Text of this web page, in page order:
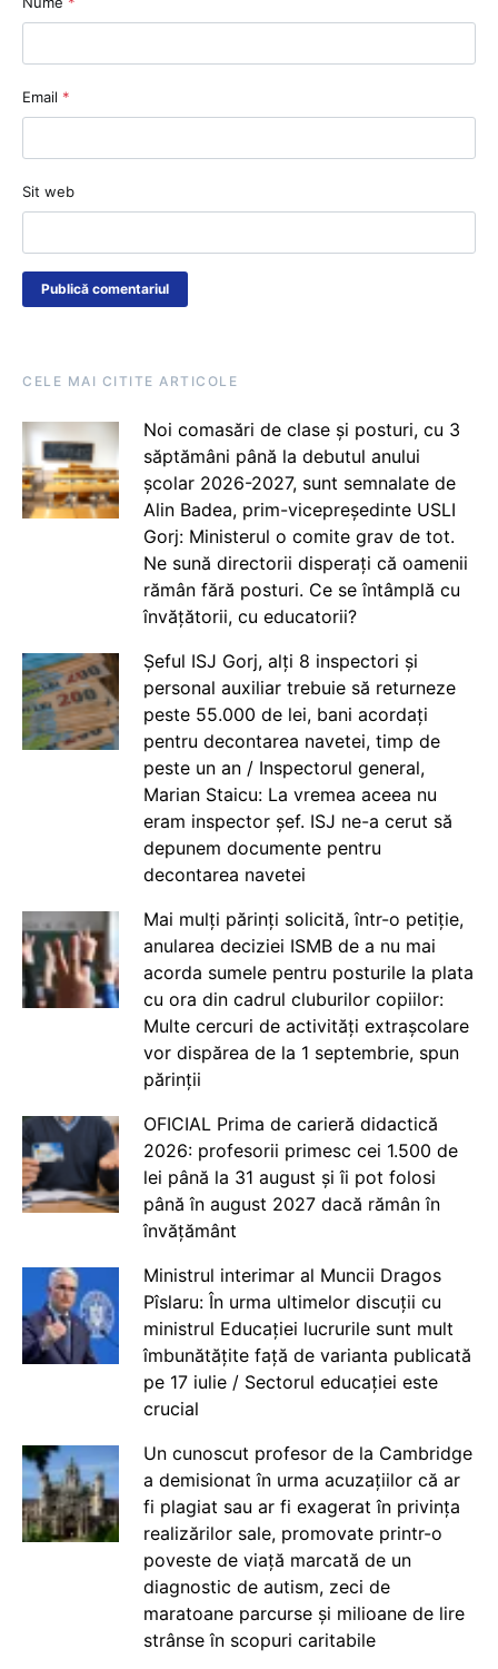
Email *
Sit web
CELE MAI CITITE ARTICOLE
Noi comasări de clase și posturi, cu 3
săptămâni până la debutul anului
școlar 2026-2027, sunt semnalate de
Alin Badea, prim-vicepreședinte USLI
Gorj: Ministerul o comite grav de tot.
Ne sună directorii disperați că oamenii
rămân fără posturi. Ce se întâmplă cu
învățătorii, cu educatorii?
Șeful ISJ Gorj, alți 8 inspectori și
personal auxiliar trebuie să returneze
peste 55.000 de lei, bani acordați
pentru decontarea navetei, timp de
peste un an / Inspectorul general,
Marian Staicu: La vremea aceea nu
eram inspector șef. ISJ ne-a cerut să
depunem documente pentru
decontarea navetei
Mai mulți părinți solicită, într-o petiție,
anularea deciziei ISMB de a nu mai
acorda sumele pentru posturile la plata
cu ora din cadrul cluburilor copiilor:
Multe cercuri de activități extrașcolare
vor dispărea de la 1 septembrie, spun
părinții
OFICIAL Prima de carieră didactică
2026: profesorii primesc cei 1.500 de
lei până la 31 august și îi pot folosi
până în august 2027 dacă rămân în
învățământ
Ministrul interimar al Muncii Dragos
Pîslaru: În urma ultimelor discuții cu
ministrul Educației lucrurile sunt mult
îmbunătățite față de varianta publicată
pe 17 iulie / Sectorul educației este
crucial
Un cunoscut profesor de la Cambridge
a demisionat în urma acuzațiilor că ar
fi plagiat sau ar fi exagerat în privința
realizărilor sale, promovate printr-o
poveste de viață marcată de un
diagnostic de autism, zeci de
maratoane parcurse și milioane de lire
strânse în scopuri caritabile